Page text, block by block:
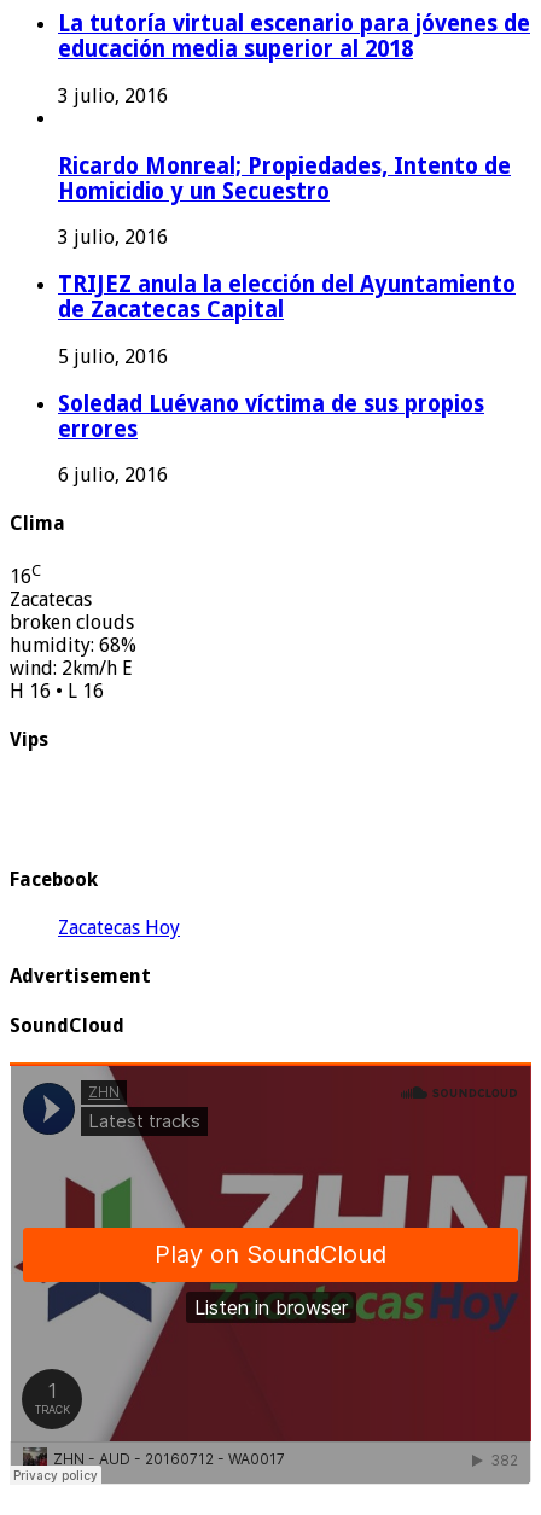
La tutoría virtual escenario para jóvenes de
educación media superior al 2018
3 julio, 2016
Ricardo Monreal; Propiedades, Intento de
Homicidio y un Secuestro
3 julio, 2016
TRIJEZ anula la elección del Ayuntamiento
de Zacatecas Capital
5 julio, 2016
Soledad Luévano víctima de sus propios
errores
6 julio, 2016
Clima
16C
Zacatecas
broken clouds
humidity: 68%
wind: 2km/h E
H 16 • L 16
Vips
Facebook
Zacatecas Hoy
Advertisement
SoundCloud